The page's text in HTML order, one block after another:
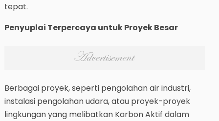
tepat.
Penyuplai Terpercaya untuk Proyek Besar
Berbagai proyek, seperti pengolahan air industri,
instalasi pengolahan udara, atau proyek-proyek
lingkungan yang melibatkan Karbon Aktif dalam